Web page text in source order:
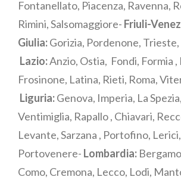
Fontanellato, Piacenza, Ravenna,
Rimini, Salsomaggiore- Friuli-
Giulia:Gorizia, Pordenone, Trieste,
Lazio:Anzio, Ostia, Fondi, Formia ,
Frosinone, Latina, Rieti, Roma,
Liguria:Genova, Imperia, La
Ventimiglia, Rapallo , Chiavari,
Levante, Sarzana , Portofino, Lerici,
Portovenere- Lombardia:
Como, Cremona, Lecco, Lodi,